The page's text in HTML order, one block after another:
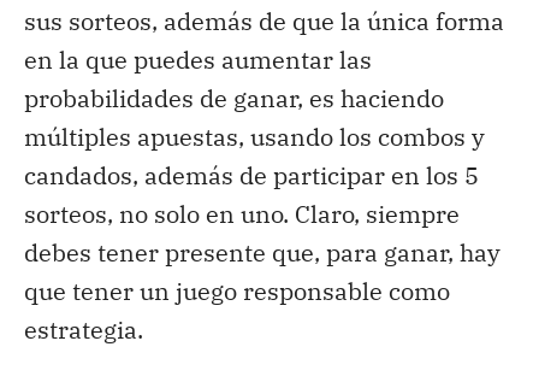
sus sorteos, además de que la única forma
en la que puedes aumentar las
probabilidades de ganar, es haciendo
múltiples apuestas, usando los combos y
candados, además de participar en los 5
sorteos, no solo en uno. Claro, siempre
debes tener presente que, para ganar, hay
que tener un juego responsable como
estrategia.